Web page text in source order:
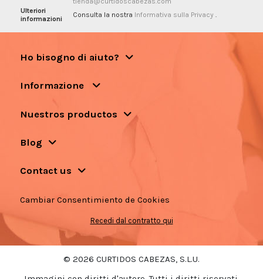
Ulteriori
informazioni
Consulta la nostra Informativa sulla Privacy
Ho bisogno di aiuto?
Informazione
Nuestros productos
Blog
Contact us
Cambiar Consentimiento de Cookies
Recedi dal contratto qui
© 2026 CURTIDOS CABEZAS, S.L.U.